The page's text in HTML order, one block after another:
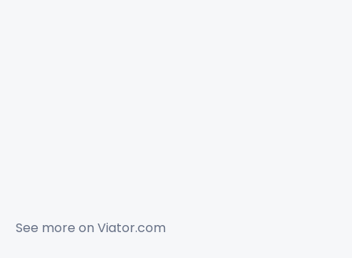
See more on Viator.com